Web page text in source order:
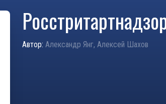
Автор: Александр Янг, Алексей Шахов